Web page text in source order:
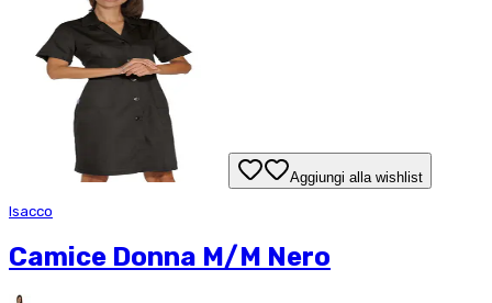
Aggiungi alla wishlist
Isacco
Camice Donna M/M Nero